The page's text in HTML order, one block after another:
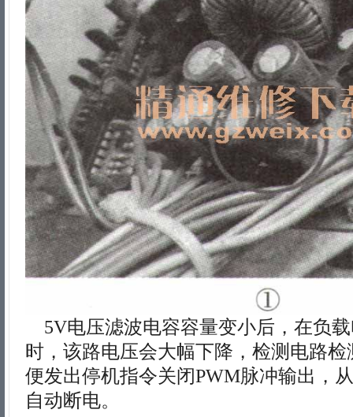
5V电压滤波电容容量变小后，在负
时，该路电压会大幅下降，检测电路
便发出停机指令关闭PWM脉冲输出，
自动断电。